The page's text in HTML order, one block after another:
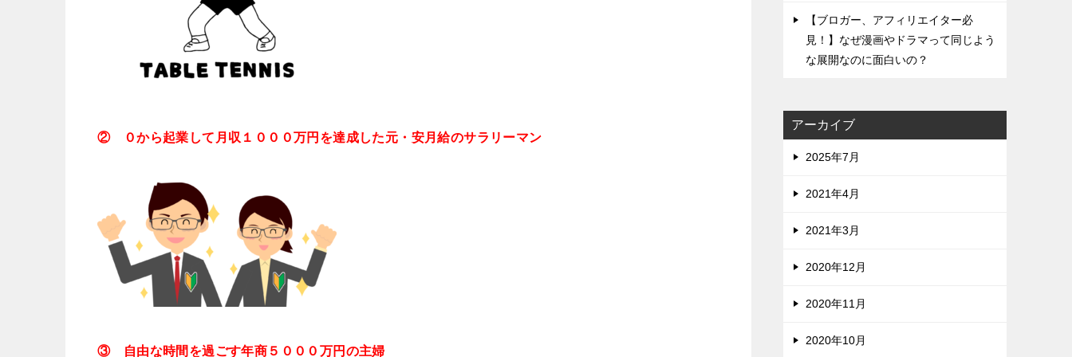
② ０から起業して月収１０００万円を達成した元・安月給のサラリーマン
③ 自由な時間を過ごす年商５０００万円の主婦
【ブロガー、アフィリエイター必
見！】なぜ漫画やドラマって同じよう
な展開なのに面白いの？
アーカイブ
2025年7月
2021年4月
2021年3月
2020年12月
2020年11月
2020年10月